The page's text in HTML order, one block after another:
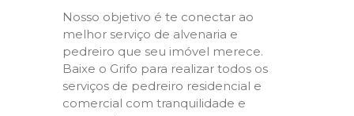
Nosso objetivo é te conectar ao
melhor serviço de alvenaria e
pedreiro que seu imóvel merece.
Baixe o Grifo para realizar todos os
serviços de pedreiro residencial e
comercial com tranquilidade e